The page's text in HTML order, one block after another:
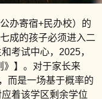
办寄宿+民办校）的
成的孩子必须进入二
考试中心，2025，
》】。对于家长来
而是一场基于概率的
着该学区剩余学位